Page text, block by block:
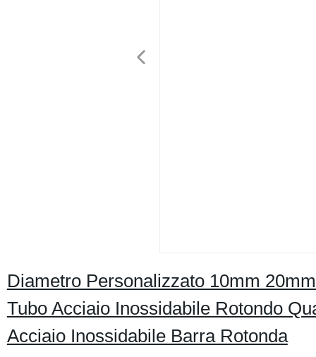
Diametro Personalizzato 10mm
Tubo Acciaio Inossidabile Rotondo
Acciaio Inossidabile Barra Rotonda